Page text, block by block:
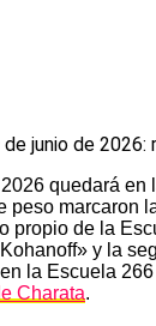
quedará en
peso marcaron
propio de la
y la
la Escuela
Charata.